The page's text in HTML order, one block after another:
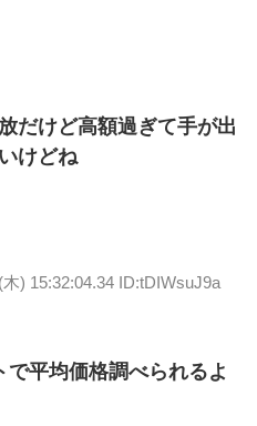
だけど高額過ぎて手が出
けどね
木) 15:32:04.34 ID:tDIWsuJ9a
平均価格調べられるよ